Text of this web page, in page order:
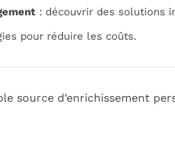
: découvrir des solutions
pour réduire les coûts.
source d’enrichissement